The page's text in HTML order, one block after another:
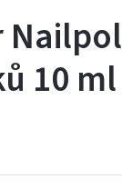
10 ml